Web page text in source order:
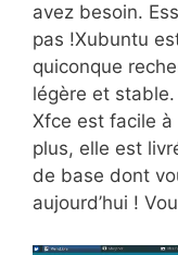
avez besoin.
pas !Xubuntu
quiconque
légère et stable.
Xfce est facile
plus, elle est
de base dont
aujourd’hui !